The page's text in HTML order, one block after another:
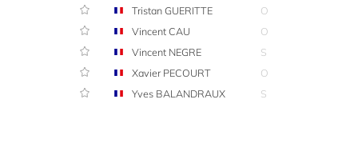
Tristan GUERITTE
O
Vincent CAU
O
Vincent NEGRE
S
Xavier PECOURT
O
Yves BALANDRAUX
S